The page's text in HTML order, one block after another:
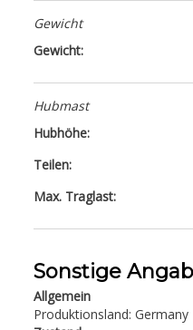
Gewicht
Gewicht:
Hubmast
Hubhöhe:
Teilen:
Max. Traglast:
Sonstige
Allgemein
Produktionsland: Germany